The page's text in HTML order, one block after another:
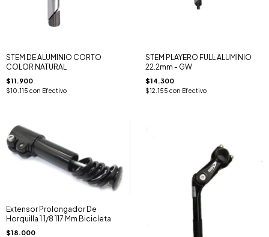
STEM DE ALUMINIO CORTO
COLOR NATURAL
$11.900
$10.115 con Efectivo
STEM PLAYERO FULL ALUMINIO
22.2mm - GW
$14.300
$12.155 con Efectivo
Extensor Prolongador De
Horquilla 1 1/8 117 Mm Bicicleta
$18.000